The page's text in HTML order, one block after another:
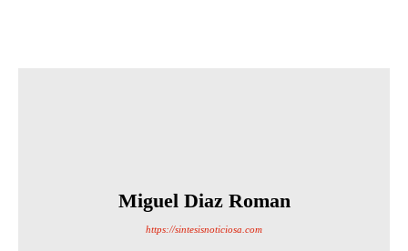
Miguel Diaz Roman
https://sintesisnoticiosa.com